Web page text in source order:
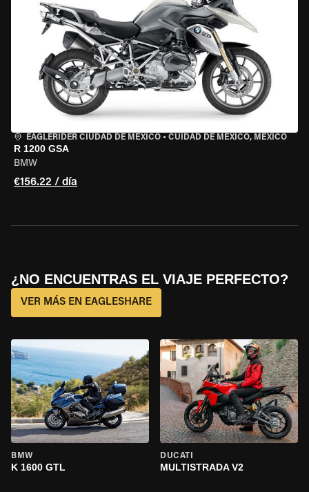
EAGLERIDER CIUDAD DE MÉXICO • CUIDAD DE MEXICO, MEXICO
R 1200 GSA
BMW
€156.22 / día
¿NO ENCUENTRAS EL VIAJE PERFECTO?
VER MÁS EN EAGLESHARE
BMW
K 1600 GTL
DUCATI
MULTISTRADA V2